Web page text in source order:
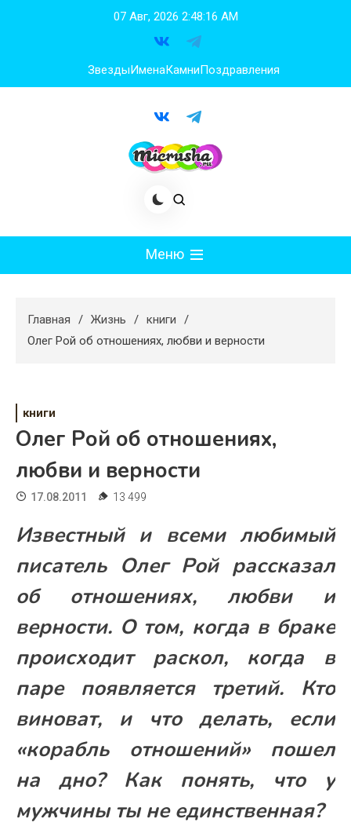
07 Авг, 2026 2:48:17 AM
ЗвездыИменаКамниПоздравления
Меню
Худеем
Жизнь
Хобби
Красота
Недвижимость
Главная Жизнь
книги
Олег Рой об отношениях, любви и верности
книги
Олег Рой об отношениях,
любви и верности
17.08.2011 13 499
Известный и всеми любимый
писатель Олег Рой рассказал
об отношениях, любви и
верности. О том, когда в браке
происходит раскол, когда в
паре появляется третий. Кто
виноват, и что делать, если
«корабль отношений» пошел
на дно? Как понять, что у
мужчины ты не единственная?